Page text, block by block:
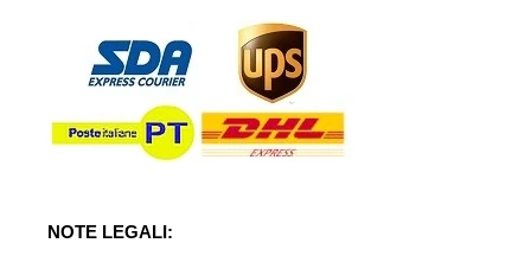
NOTE LEGALI: